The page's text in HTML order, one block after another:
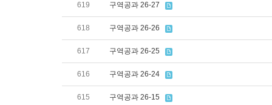
619 구역공과 26-27
618 구역공과 26-26
617 구역공과 26-25
616 구역공과 26-24
615 구역공과 26-15